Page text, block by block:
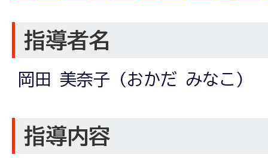
指導者名
岡田 美奈子 (おかだ みなこ)
指導内容